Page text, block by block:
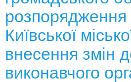
розпорядження
Київської
внесення змін
виконавчого